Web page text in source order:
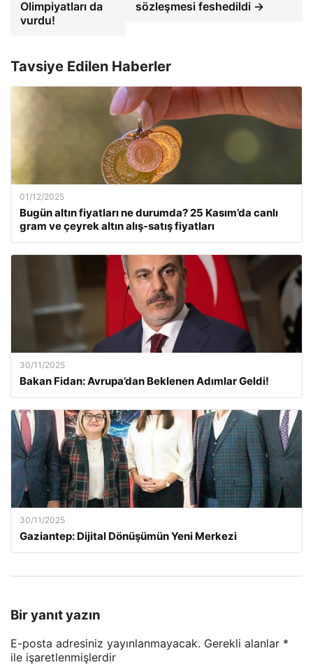
Olimpiyatları da
vurdu!
sözleşmesi feshedildi →
Tavsiye Edilen Haberler
01/12/2025
Bugün altın fiyatları ne durumda? 25 Kasım’da canlı
gram ve çeyrek altın alış-satış fiyatları
30/11/2025
Bakan Fidan: Avrupa’dan Beklenen Adımlar Geldi!
30/11/2025
Gaziantep: Dijital Dönüşümün Yeni Merkezi
Bir yanıt yazın
E-posta adresiniz yayınlanmayacak. Gerekli alanlar *
ile işaretlenmişlerdir